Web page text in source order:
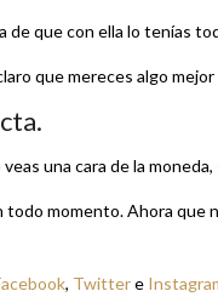
que con ella lo tenías
que mereces algo
una cara de la
momento. Ahora que
, Twittere